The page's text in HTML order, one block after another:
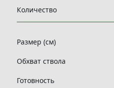
Количество
Размер (см)
Обхват ствола
Готовность